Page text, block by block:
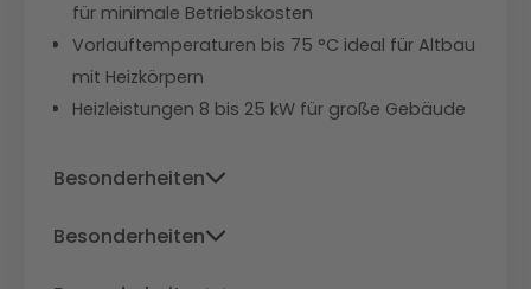
für minimale Betriebskosten
Vorlauftemperaturen bis 75 °C ideal für Altbau
mit Heizkörpern
Heizleistungen 8 bis 25 kW für große Gebäude
Besonderheiten
Niedrigster Stromverbrauch im Test,
Besonderheiten
Niedrigster Stromverbrauch im Test,